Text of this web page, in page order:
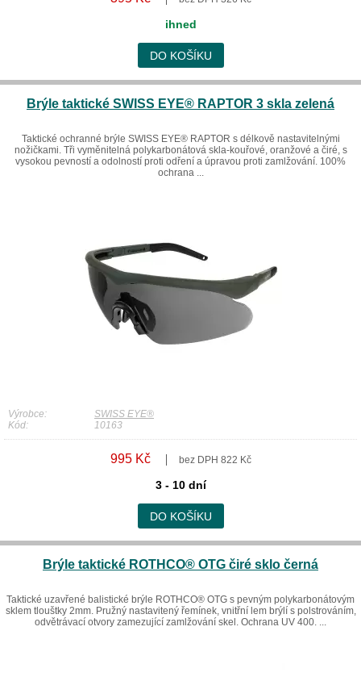
ihned
DO KOŠÍKU
Brýle taktické SWISS EYE® RAPTOR 3 skla zelená
Taktické ochranné brýle SWISS EYE® RAPTOR s délkově nastavitelnými
nožičkami. Tři vyměnitelná polykarbonátová skla-kouřové, oranžové a čiré, s
vysokou pevností a odolností proti odření a úpravou proti zamlžování. 100%
ochrana ...
Výrobce:
SWISS EYE®
Kód:
10163
995 Kč bez DPH 822 Kč
3 - 10 dní
DO KOŠÍKU
Brýle taktické ROTHCO® OTG čiré sklo černá
Taktické uzavřené balistické brýle ROTHCO® OTG s pevným polykarbonátovým
sklem tlouštky 2mm. Pružný nastavitený řemínek, vnitřní lem brýlí s polstrováním,
odvětrávací otvory zamezující zamlžování skel. Ochrana UV 400. ...